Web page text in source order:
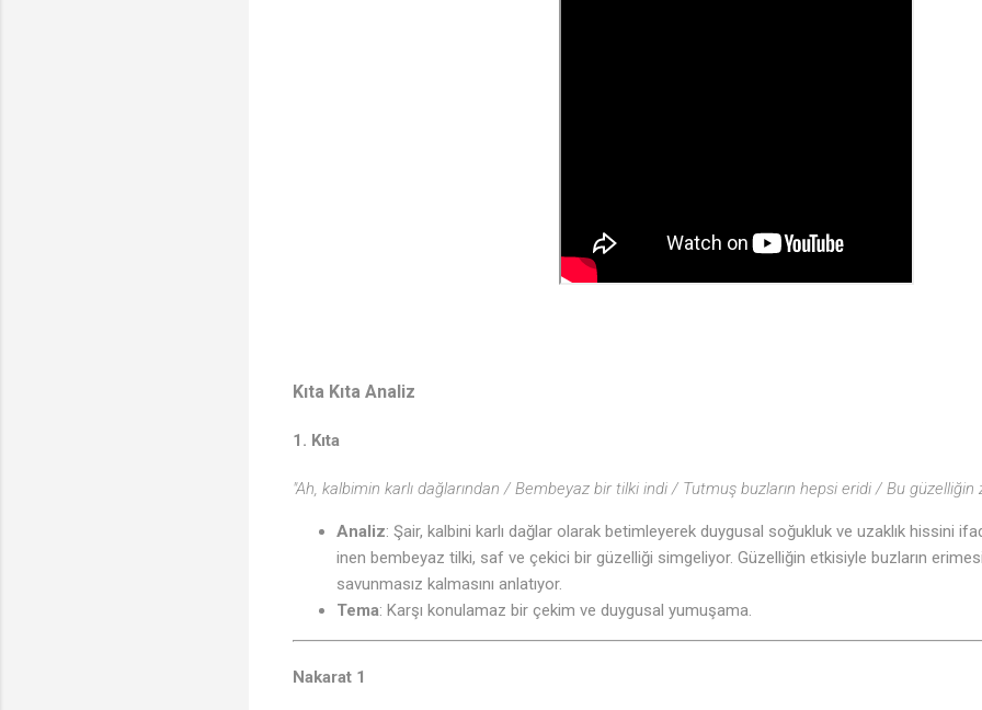
Kıta Kıta Analiz
1. Kıta
"Ah, kalbimin karlı dağlarından / Bembeyaz bir tilki indi / Tutmuş buzların hepsi eridi / Bu
Analiz: Şair, kalbini karlı dağlar olarak betimleyerek duygusal soğukluk ve uzaklık hissini
inen bembeyaz tilki, saf ve çekici bir güzelliği simgeliyor. Güzelliğin etkisiyle buzların erimesi,
savunmasız kalmasını anlatıyor.
Tema: Karşı konulamaz bir çekim ve duygusal yumuşama.
Nakarat 1